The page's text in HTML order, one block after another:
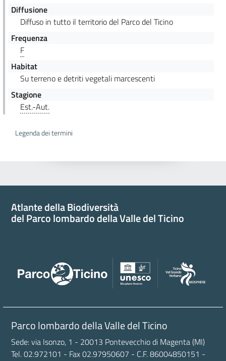
Diffusione
Diffuso in tutto il territorio del Parco del Ticino
Frequenza
F
Habitat
Su terreno e detriti vegetali marcescenti
Stagione
Est.-Aut.
Legenda dei termini
Atlante della Biodiversità
del Parco lombardo della Valle del Ticino
Parco lombardo della Valle del Ticino
Sede: via Isonzo, 1 - 20013 Pontevecchio di Magenta (MI)
Tel. 02.972101 - Fax 02.97950607 - C.F. 86004850151 -